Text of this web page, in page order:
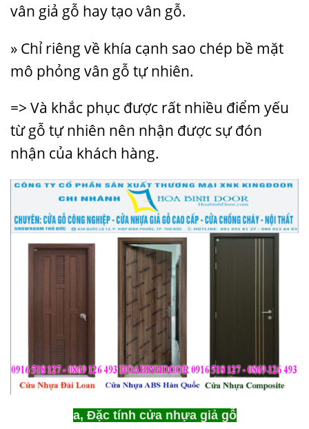
vân giả gỗ hay tạo vân gỗ.
» Chỉ riêng về khía cạnh sao chép bề mặt
mô phỏng vân gỗ tự nhiên.
=> Và khắc phục được rất nhiều điểm yếu
từ gỗ tự nhiên nên nhận được sự đón
nhận của khách hàng.
a, Đặc tính cửa nhựa giả gỗ